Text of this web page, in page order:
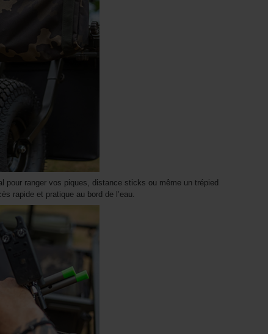
pour ranger vos piques, distance sticks ou même un trépied
rapide et pratique au bord de l’eau.